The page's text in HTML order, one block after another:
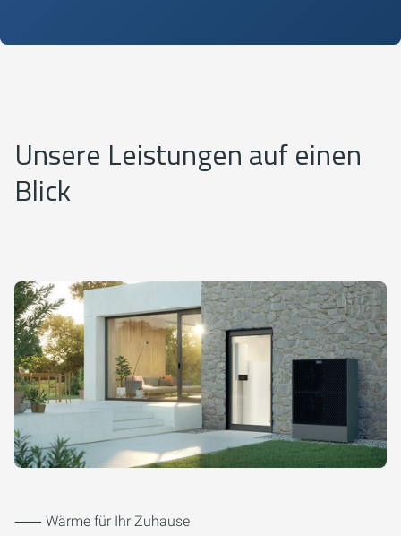
Unsere Leistungen auf einen
Blick
⸺ Wärme für Ihr Zuhause